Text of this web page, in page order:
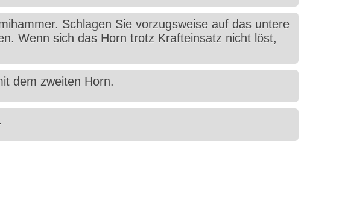
Schlagen Sie vorzugsweise auf das untere
Wenn sich das Horn trotz Krafteinsatz nicht löst,
dem zweiten Horn.